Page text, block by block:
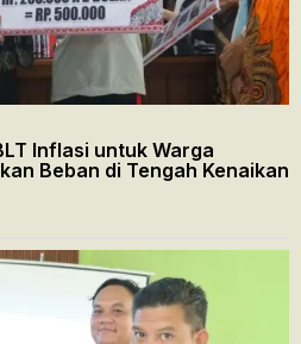
Inflasi untuk Warga
Beban di Tengah Kenaikan